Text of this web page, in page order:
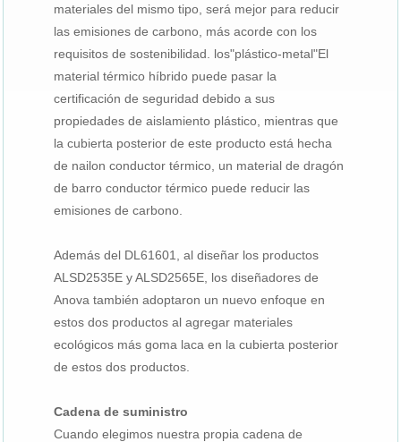
materiales del mismo tipo, será mejor para reducir
las emisiones de carbono, más acorde con los
requisitos de sostenibilidad. los"plástico-metal"El
material térmico híbrido puede pasar la
certificación de seguridad debido a sus
propiedades de aislamiento plástico, mientras que
la cubierta posterior de este producto está hecha
de nailon conductor térmico, un material de dragón
de barro conductor térmico puede reducir las
emisiones de carbono.
Además del DL61601, al diseñar los productos
ALSD2535E y ALSD2565E, los diseñadores de
Anova también adoptaron un nuevo enfoque en
estos dos productos al agregar materiales
ecológicos más goma laca en la cubierta posterior
de estos dos productos.
Cadena de suministro
Cuando elegimos nuestra propia cadena de